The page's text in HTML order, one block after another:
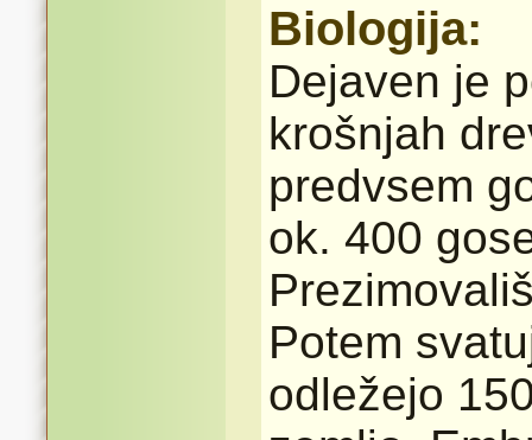
Biologija:
Dejaven je
krošnjah
predvsem
ok. 400
Potem
odležejo